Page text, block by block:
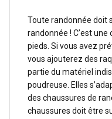
Toute randonnée doit
randonnée ! C’est
pieds. Si vous avez
vous ajouterez des
partie du matériel
poudreuse. Elles
des chaussures de
chaussures doit être